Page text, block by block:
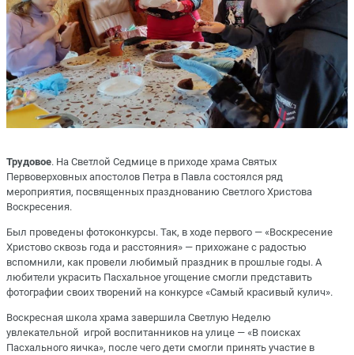
Трудовое. На Светлой Седмице в приходе храма Святых
Первоверховных апостолов Петра в Павла состоялся ряд
мероприятия, посвященных празднованию Светлого Христова
Воскресения.
Был проведены фотоконкурсы. Так, в ходе первого — «Воскресение
Христово сквозь года и расстояния» — прихожане с радостью
вспомнили, как провели любимый праздник в прошлые годы. А
любители украсить Пасхальное угощение смогли представить
фотографии своих творений на конкурсе «Самый красивый кулич».
Воскресная школа храма завершила Светлую Неделю
увлекательной игрой воспитанников на улице — «В поисках
Пасхального яичка», после чего дети смогли принять участие в